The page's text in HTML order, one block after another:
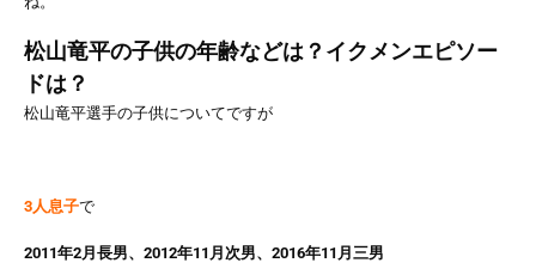
松山竜平の子供の年齢などは？イクメンエピソー
ドは？
松山竜平選手の子供についてですが
3人息子で
2011年2月長男、2012年11月次男、2016年11月三男